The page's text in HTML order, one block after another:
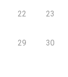
22 23
29 30